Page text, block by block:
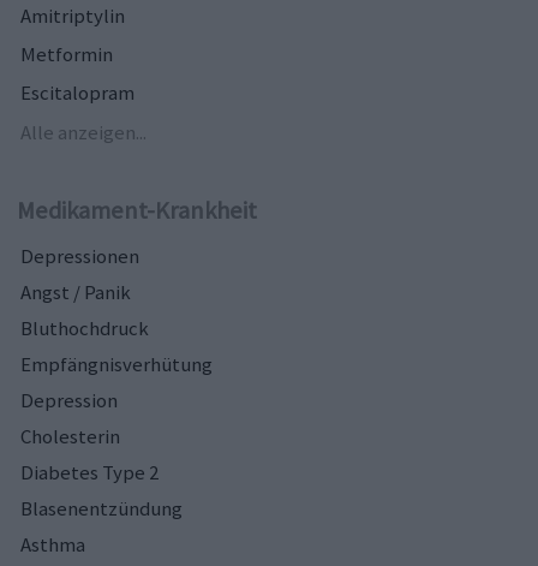
Amitriptylin
Metformin
Escitalopram
Alle anzeigen...
Medikament-Krankheit
Depressionen
Angst / Panik
Bluthochdruck
Empfängnisverhütung
Depression
Cholesterin
Diabetes Type 2
Blasenentzündung
Asthma